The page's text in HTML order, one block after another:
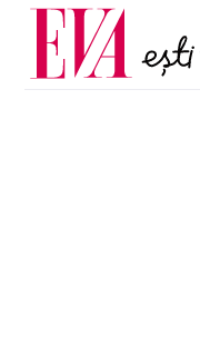
Carieră
Actualitate